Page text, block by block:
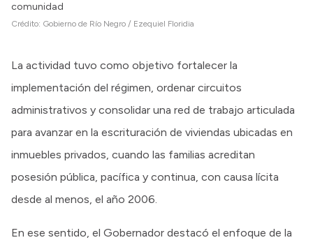
comunidad
Crédito: Gobierno de Río Negro / Ezequiel Floridia
La actividad tuvo como objetivo fortalecer la
implementación del régimen, ordenar circuitos
administrativos y consolidar una red de trabajo articulada
para avanzar en la escrituración de viviendas ubicadas en
inmuebles privados, cuando las familias acreditan
posesión pública, pacífica y continua, con causa lícita
desde al menos, el año 2006.
En ese sentido, el Gobernador destacó el enfoque de la